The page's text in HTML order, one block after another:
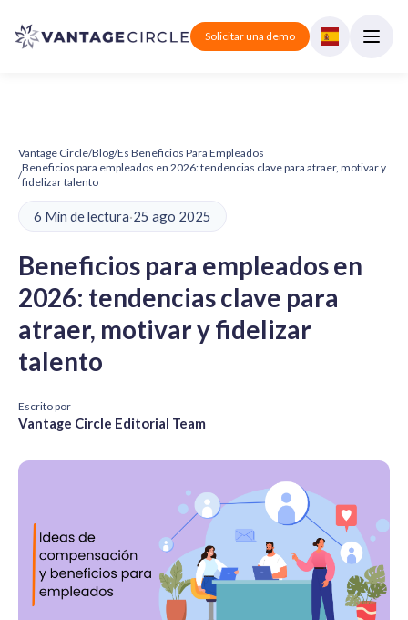
Solicitar una demo
Vantage Circle/Blog/Es Beneficios Para Empleados
/
Beneficios para empleados en 2026: tendencias clave para atraer, motivar y
fidelizar talento
6 Min de lectura·25 ago 2025
Beneficios para empleados en
2026: tendencias clave para
atraer, motivar y fidelizar
talento
Escrito por
Vantage Circle Editorial Team